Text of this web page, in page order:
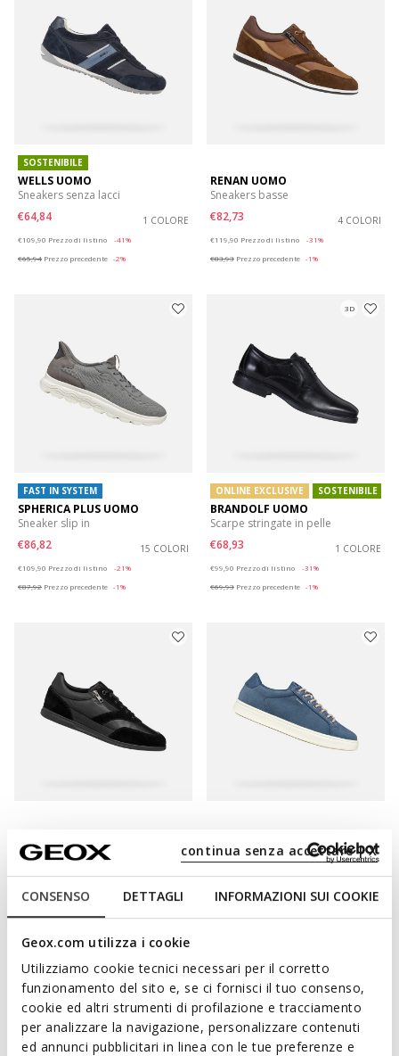
CONSENSO DETTAGLI INFORMAZIONI SUI COOKIE
Geox.com utilizza i cookie
Utilizziamo cookie tecnici necessari per il corretto
funzionamento del sito e, se ci fornisci il tuo consenso,
cookie ed altri strumenti di profilazione e tracciamento
per analizzare la navigazione, personalizzare contenuti
ed annunci pubblicitari in linea con le tue preferenze e
continua senza accettare | X
SOSTENIBILE
WELLS UOMO
Sneakers senza lacci
€64,84
1 COLORE
€109,90 Prezzo di listino
-41%
€65,94 Prezzo precedente -2%
RENAN UOMO
Sneakers basse
€82,73
4 COLORI
€119,90 Prezzo di listino
-31%
€83,93 Prezzo precedente -1%
FAST IN SYSTEM
SPHERICA PLUS UOMO
Sneaker slip in
€86,82
15 COLORI
€109,90 Prezzo di listino
-21%
€87,92 Prezzo precedente -1%
3D
ONLINE EXCLUSIVE SOSTENIBILE
BRANDOLF UOMO
Scarpe stringate in pelle
€68,93
1 COLORE
€99,90 Prezzo di listino
-31%
€69,93 Prezzo precedente -1%
Sneakers basse
€82,73
4 COLORI
€119,90 Prezzo di listino
-31%
€83,93Prezzo precedente
Sneakers basse
€63,93
4 COLORI
€99,90Prezzo di listino
-36%